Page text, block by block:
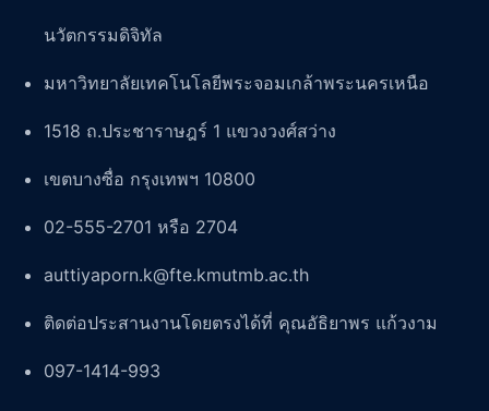
นวัตกรรมดิจิทัล
มหาวิทยาลัยเทคโนโลยีพระจอมเกล้าพระนครเหนือ
1518 ถ.ประชาราษฎร์ 1 แขวงวงศ์สว่าง
เขตบางซื่อ กรุงเทพฯ 10800
02-555-2701 หรือ 2704
auttiyaporn.k@fte.kmutmb.ac.th
ติดต่อประสานงานโดยตรงได้ที่ คุณอัธิยาพร แก้วงาม
097-1414-993